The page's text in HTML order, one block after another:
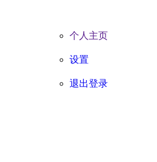
个人主页
设置
退出登录